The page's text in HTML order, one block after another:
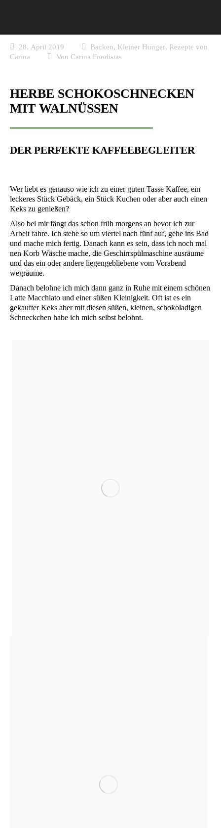
28. April 2019 Backen, Kleiner Hunger, Rezepte von
Carina
Von Carina Foodistas
HERBE SCHOKOSCHNECKEN
MIT WALNÜSSEN
DER PERFEKTE KAFFEEBEGLEITER
Wer liebt es genau­so wie ich zu einer guten Tas­se Kaf­fee, ein
lecke­res Stück Gebäck, ein Stück Kuchen oder aber auch einen
Keks zu genießen?
Also bei mir fängt das schon früh mor­gens an bevor ich zur
Arbeit fah­re. Ich ste­he so um vier­tel nach fünf auf, gehe ins Bad
und mache mich fer­tig. Danach kann es sein, dass ich noch mal
nen Korb Wäsche mache, die Geschirr­spül­ma­schi­ne aus­räu­me
und das ein oder ande­re lie­gen­ge­blie­be­ne vom Vor­abend
wegräume.
Danach beloh­ne ich mich dann ganz in Ruhe mit einem schö­nen
Lat­te Mac­chia­to und einer süßen Klei­nig­keit. Oft ist es ein
gekauf­ter Keks aber mit die­sen süßen, klei­nen, scho­ko­la­di­gen
Schneck­chen habe ich mich selbst belohnt.